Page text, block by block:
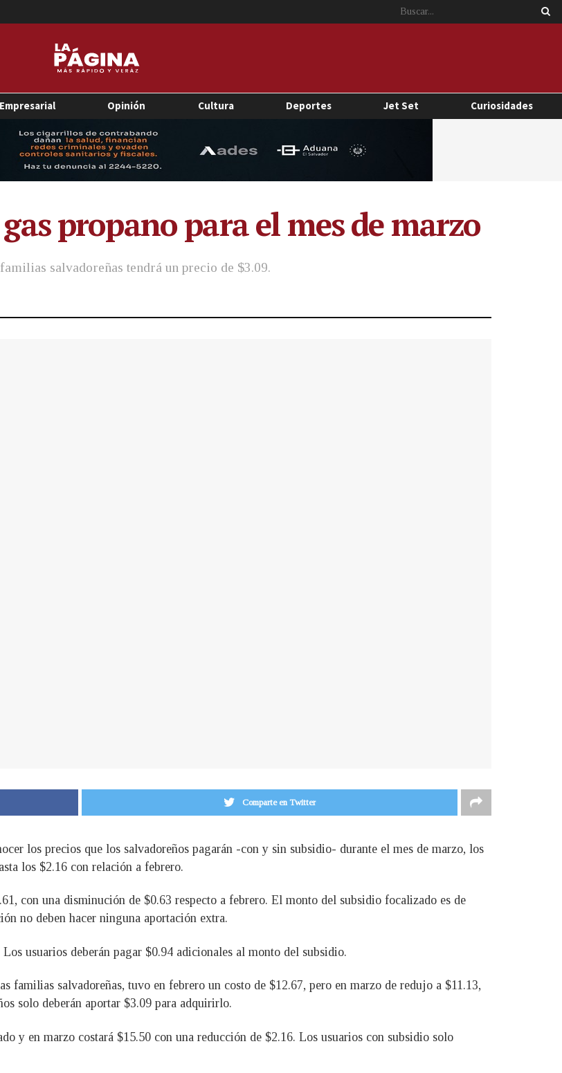
Empresarial Opinión Cultura Deportes Jet Set Curiosidades
propano para el mes de marzo
salvadoreñas tendrá un precio de $3.09.
Comparte en Twitter
los precios que los salvadoreños pagarán -con y sin subsidio- durante el mes de marzo, los
los $2.16 con relación a febrero.
con una disminución de $0.63 respecto a febrero. El monto del subsidio focalizado es de
no deben hacer ninguna aportación extra.
usuarios deberán pagar $0.94 adicionales al monto del subsidio.
familias salvadoreñas, tuvo en febrero un costo de $12.67, pero en marzo de redujo a $11.13,
solo deberán aportar $3.09 para adquirirlo.
y en marzo costará $15.50 con una reducción de $2.16. Los usuarios con subsidio solo